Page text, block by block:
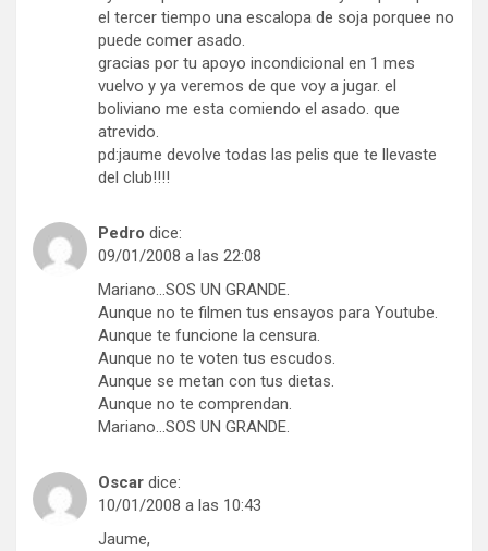
el tercer tiempo una escalopa de soja porquee no
puede comer asado.
gracias por tu apoyo incondicional en 1 mes
vuelvo y ya veremos de que voy a jugar. el
boliviano me esta comiendo el asado. que
atrevido.
pd:jaume devolve todas las pelis que te llevaste
del club!!!!
Pedro dice:
09/01/2008 a las 22:08
Mariano…SOS UN GRANDE.
Aunque no te filmen tus ensayos para Youtube.
Aunque te funcione la censura.
Aunque no te voten tus escudos.
Aunque se metan con tus dietas.
Aunque no te comprendan.
Mariano…SOS UN GRANDE.
Oscar dice:
10/01/2008 a las 10:43
Jaume,